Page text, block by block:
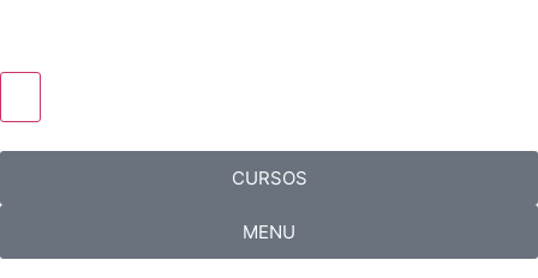
CURSOS
MENU